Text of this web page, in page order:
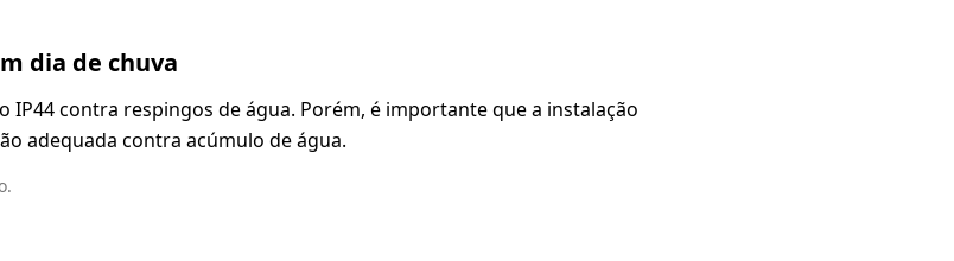
dia de chuva
IP44 contra respingos de água. Porém, é importante que a instalação
adequada contra acúmulo de água.